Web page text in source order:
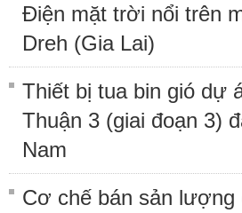
Điện mặt trời nổi trên
Dreh (Gia Lai)
Thiết bị tua bin gió dự
Thuận 3 (giai đoạn 3)
Nam
Cơ chế bán sản